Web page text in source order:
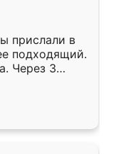
прислали в
подходящий.
Через 3
Остались